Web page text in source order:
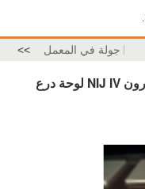
جولة في المعمل >>
الألومينا كربيد السيليكون بلاط كربيد البورون NIJ IV لوحة درع